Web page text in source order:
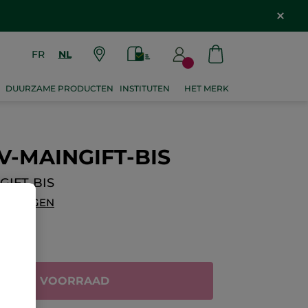
FR NL
DUURZAME PRODUCTEN INSTITUTEN HET MERK
MAINGIFT-BIS
BIS
OP VOORRAAD